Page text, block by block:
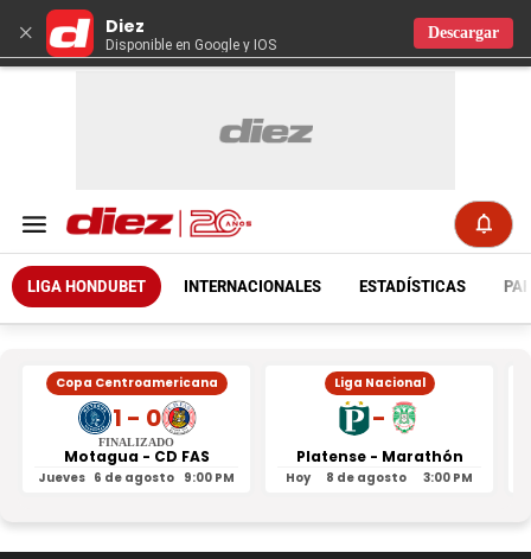
× Diez
Disponible en Google y IOS
Descargar
LIGA HONDUBET INTERNACIONALES ESTADÍSTICAS
Copa Centroamericana
1 - 0
FINALIZADO
Motagua - CD FAS
Jueves 6 de agosto 9:00 PM
Liga Nacional
-
Platense - Marathón
Hoy 8 de agosto 3:00 PM